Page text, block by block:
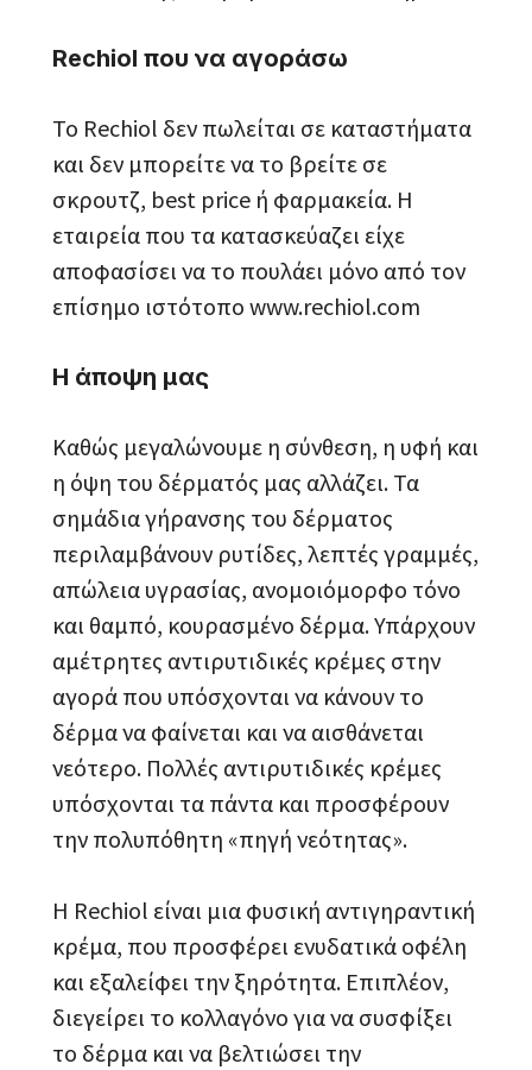
Rechiol που να αγοράσω
Το Rechiol δεν πωλείται σε καταστήματα
και δεν μπορείτε να το βρείτε σε
σκρουτζ, best price ή φαρμακεία. Η
εταιρεία που τα κατασκεύαζει είχε
αποφασίσει να το πουλάει μόνο από τον
επίσημο ιστότοπο www.rechiol.com
Η άποψη μας
Καθώς μεγαλώνουμε η σύνθεση, η υφή και
η όψη του δέρματός μας αλλάζει. Τα
σημάδια γήρανσης του δέρματος
περιλαμβάνουν ρυτίδες, λεπτές γραμμές,
απώλεια υγρασίας, ανομοιόμορφο τόνο
και θαμπό, κουρασμένο δέρμα. Υπάρχουν
αμέτρητες αντιρυτιδικές κρέμες στην
αγορά που υπόσχονται να κάνουν το
δέρμα να φαίνεται και να αισθάνεται
νεότερο. Πολλές αντιρυτιδικές κρέμες
υπόσχονται τα πάντα και προσφέρουν
την πολυπόθητη «πηγή νεότητας».
Η Rechiol είναι μια φυσική αντιγηραντική
κρέμα, που προσφέρει ενυδατικά οφέλη
και εξαλείφει την ξηρότητα. Επιπλέον,
διεγείρει το κολλαγόνο για να συσφίξει
το δέρμα και να βελτιώσει την